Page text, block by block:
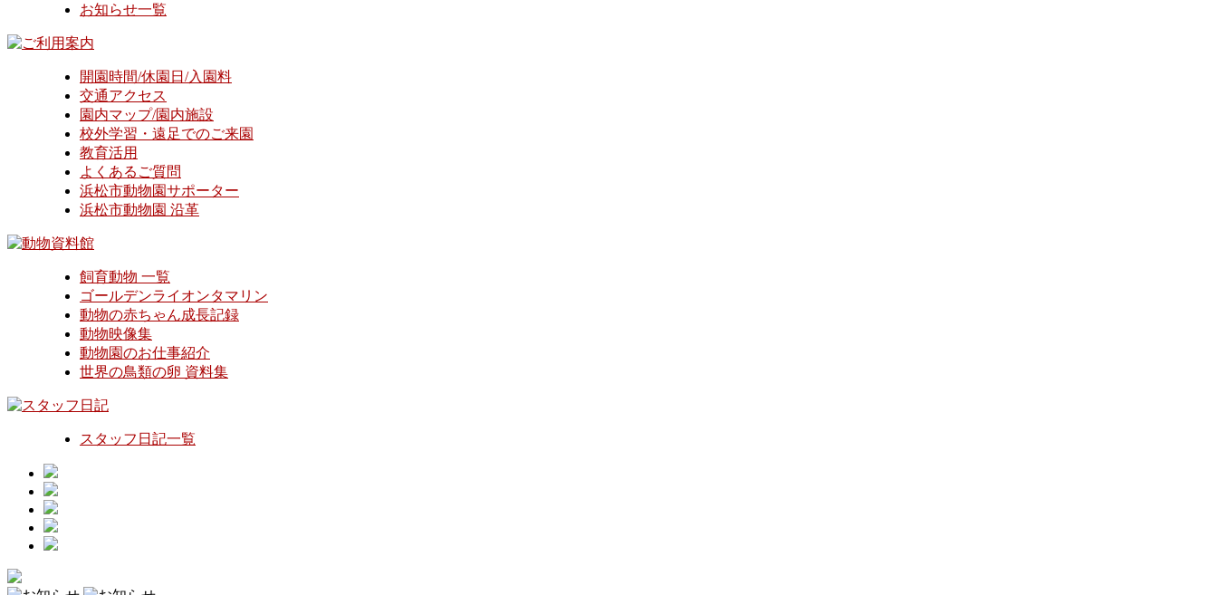
お知らせ一覧
開園時間/休園日/入園料
交通アクセス
園内マップ/園内施設
校外学習・遠足でのご来園
教育活用
よくあるご質問
浜松市動物園サポーター
浜松市動物園 沿革
飼育動物 一覧
ゴールデンライオンタマリン
動物の赤ちゃん成長記録
動物映像集
動物園のお仕事紹介
世界の鳥類の卵 資料集
スタッフ日記一覧